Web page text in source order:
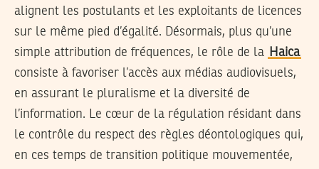
alignent les postulants et les exploitants de licences
sur le même pied d’égalité. Désormais, plus qu’une
simple attribution de fréquences, le rôle de la Haica
consiste à favoriser l’accès aux médias audiovisuels,
en assurant le pluralisme et la diversité de
l’information. Le cœur de la régulation résidant dans
le contrôle du respect des règles déontologiques qui,
en ces temps de transition politique mouvementée,